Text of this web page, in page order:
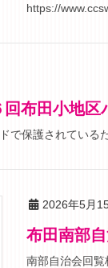
https://
回布田小地
で保護されている
2026年5月
布田南
南部自治会回